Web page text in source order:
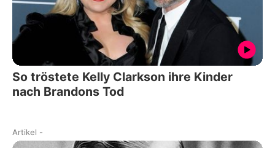
So tröstete Kelly Clarkson ihre Kinder
nach Brandons Tod
Artikel -